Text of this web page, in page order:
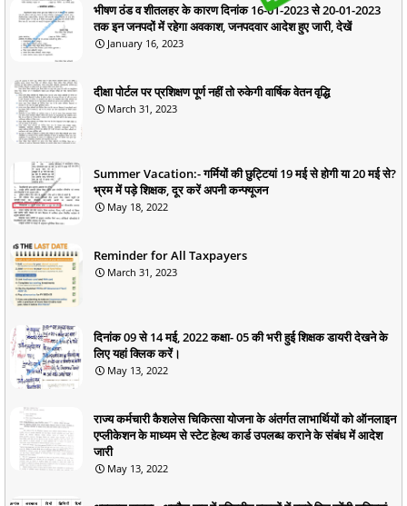
भीषण ठंड व शीतलहर के कारण दिनांक 16-01-2023 से 20-01-2023
तक इन जनपदों में रहेगा अवकाश, जनपदवार आदेश हुए जारी, देखें
January 16, 2023
दीक्षा पोर्टल पर प्रशिक्षण पूर्ण नहीं तो रुकेगी वार्षिक वेतन वृद्धि
March 31, 2023
Summer Vacation:- गर्मियों की छुट्टियां 19 मई से होगी या 20 मई से?
भ्रम में पड़े शिक्षक, दूर करें अपनी कन्फ्यूजन
May 18, 2022
Reminder for All Taxpayers
March 31, 2023
दिनांक 09 से 14 मई, 2022 कक्षा- 05 की भरी हुई शिक्षक डायरी देखने के
लिए यहां क्लिक करें।
May 13, 2022
राज्य कर्मचारी कैशलेस चिकित्सा योजना के अंतर्गत लाभार्थियों को ऑनलाइन
एप्लीकेशन के माध्यम से स्टेट हेल्थ कार्ड उपलब्ध कराने के संबंध में आदेश
जारी
May 13, 2022